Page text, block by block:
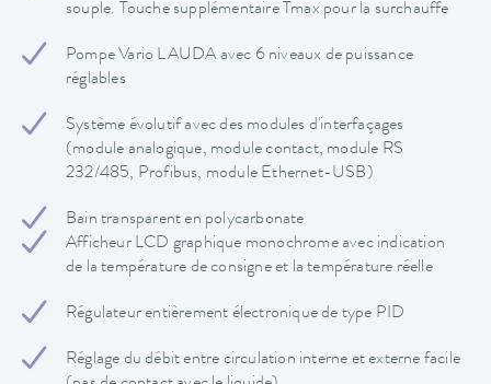
souple. Touche supplémentaire Tmax pour la surchauffe
Pompe Vario LAUDA avec 6 niveaux de puissance
réglables
Système évolutif avec des modules d'interfaçages
(module analogique, module contact, module RS
232/485, Profibus, module Ethernet-USB)
Bain transparent en polycarbonate
Afficheur LCD graphique monochrome avec indication
de la température de consigne et la température réelle
Régulateur entièrement électronique de type PID
Réglage du débit entre circulation interne et externe facile